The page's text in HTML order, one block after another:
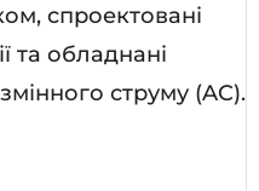
спроектовані
та обладнані
струму (AC).